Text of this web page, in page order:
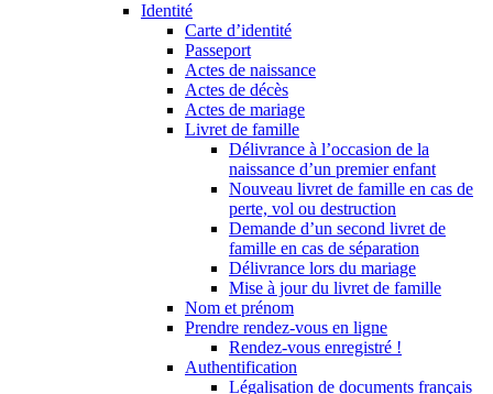
Identité
Carte d’identité
Passeport
Actes de naissance
Actes de décès
Actes de mariage
Livret de famille
Délivrance à l’occasion de la
naissance d’un premier enfant
Nouveau livret de famille en cas de
perte, vol ou destruction
Demande d’un second livret de
famille en cas de séparation
Délivrance lors du mariage
Mise à jour du livret de famille
Nom et prénom
Prendre rendez-vous en ligne
Rendez-vous enregistré !
Authentification
Légalisation de documents français